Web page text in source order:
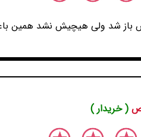
باز شد ولی هیچیش نشد همین
.ص( خریدار )